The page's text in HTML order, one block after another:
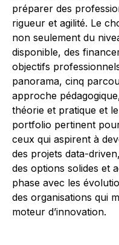
préparer des
rigueur et agilité. Le
non seulement du
disponible, des
objectifs
panorama, cinq
approche
théorie et pratique et
portfolio pertinent
ceux qui aspirent à
des projets data-
des options solides et
phase avec les
des organisations qui
moteur d’innovation.